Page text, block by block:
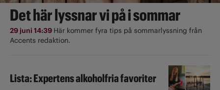
Det här lyssnar vi på i sommar
29 juni 14:39 Här kommer fyra tips på sommarlyssning från
Accents redaktion.
Lista: Expertens alkoholfria favoriter